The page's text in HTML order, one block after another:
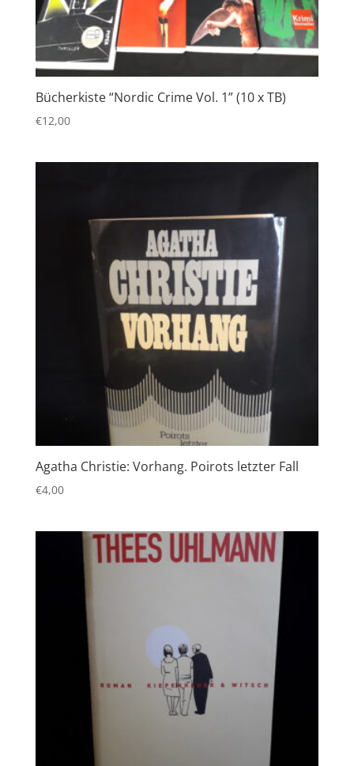
Bücherkiste “Nordic Crime Vol. 1” (10 x TB)
€12,00
Agatha Christie: Vorhang. Poirots letzter Fall
€4,00